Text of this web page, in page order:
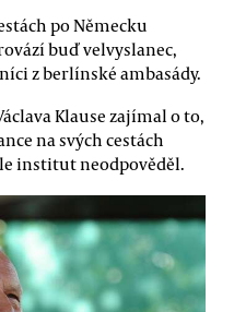
po Německu
buď velvyslanec,
z berlínské ambasády.
Klause zajímal o to,
na svých cestách
institut neodpověděl.